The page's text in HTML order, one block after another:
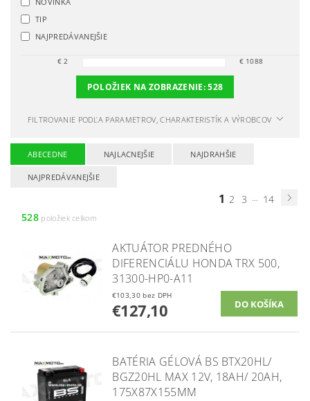
TIP
NAJPREDÁVANEJŠIE
€2 € 1088
POLOŽIEK NA ZOBRAZENIE:528
FILTROVANIE PODĽA PARAMETROV, CHARAKTERISTÍK A VÝROBCOV
ABECEDNE NAJLACNEJŠIE NAJDRAHŠIE
NAJPREDÁVANEJŠIE
1 2 3 ... 14
528položiek celkom
AKTUÁTOR PREDNÉHO
DIFERENCIÁLU HONDA TRX 500,
31300-HP0-A11
€103,30 bez DPH
€127,10
BATÉRIA GÉLOVÁ BS BTX20HL/
BGZ20HL MAX 12V, 18AH/ 20AH,
175X87X155MM